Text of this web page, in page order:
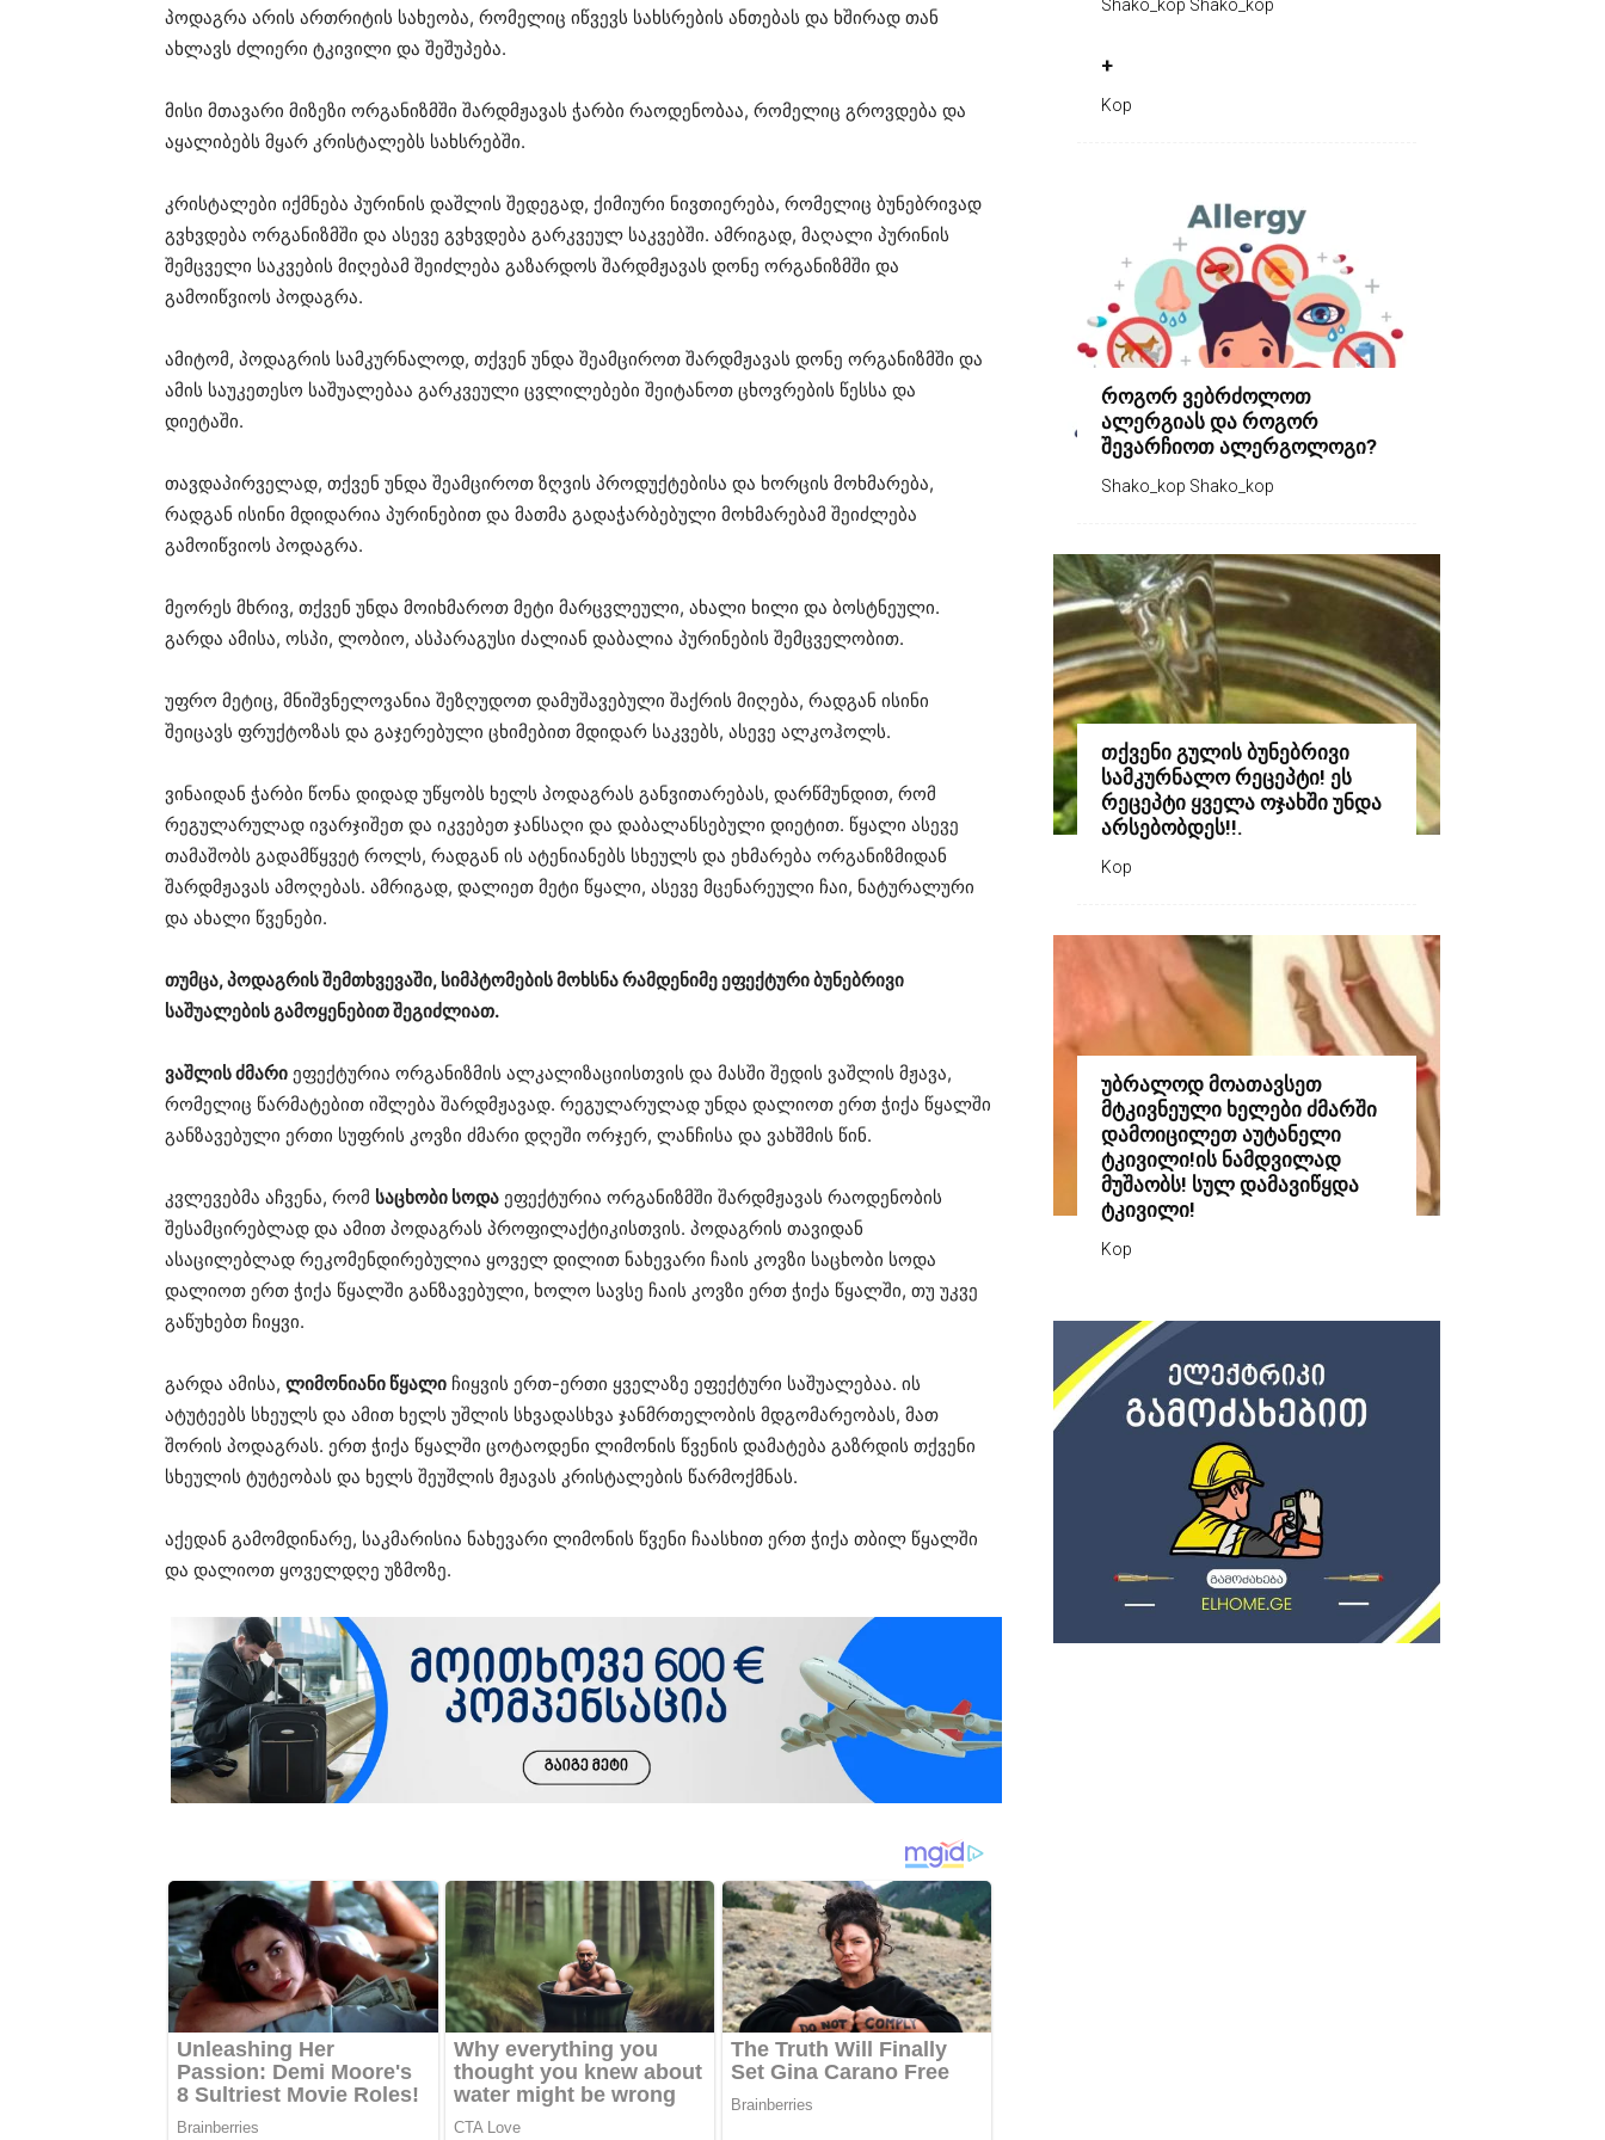
პოდაგრა არის ართრიტის სახეობა, რომელიც იწვევს სახსრების ანთებას და ხშირად თან
ახლავს ძლიერი ტკივილი და შეშუპება.
მისი მთავარი მიზეზი ორგანიზმში შარდმჟავას ჭარბი რაოდენობაა, რომელიც გროვდება და
აყალიბებს მყარ კრისტალებს სახსრებში.
კრისტალები იქმნება პურინის დაშლის შედეგად, ქიმიური ნივთიერება, რომელიც ბუნებრივად
გვხვდება ორგანიზმში და ასევე გვხვდება გარკვეულ საკვებში. ამრიგად, მაღალი პურინის
შემცველი საკვების მიღებამ შეიძლება გაზარდოს შარდმჟავას დონე ორგანიზმში და
გამოიწვიოს პოდაგრა.
ამიტომ, პოდაგრის სამკურნალოდ, თქვენ უნდა შეამციროთ შარდმჟავას დონე ორგანიზმში და
ამის საუკეთესო საშუალებაა გარკვეული ცვლილებები შეიტანოთ ცხოვრების წესსა და
დიეტაში.
თავდაპირველად, თქვენ უნდა შეამციროთ ზღვის პროდუქტებისა და ხორცის მოხმარება,
რადგან ისინი მდიდარია პურინებით და მათმა გადაჭარბებული მოხმარებამ შეიძლება
გამოიწვიოს პოდაგრა.
მეორეს მხრივ, თქვენ უნდა მოიხმაროთ მეტი მარცვლეული, ახალი ხილი და ბოსტნეული.
გარდა ამისა, ოსპი, ლობიო, ასპარაგუსი ძალიან დაბალია პურინების შემცველობით.
უფრო მეტიც, მნიშვნელოვანია შეზღუდოთ დამუშავებული შაქრის მიღება, რადგან ისინი
შეიცავს ფრუქტოზას და გაჯერებული ცხიმებით მდიდარ საკვებს, ასევე ალკოჰოლს.
ვინაიდან ჭარბი წონა დიდად უწყობს ხელს პოდაგრას განვითარებას, დარწმუნდით, რომ
რეგულარულად ივარჯიშეთ და იკვებეთ ჯანსაღი და დაბალანსებული დიეტით. წყალი ასევე
თამაშობს გადამწყვეტ როლს, რადგან ის ატენიანებს სხეულს და ეხმარება ორგანიზმიდან
შარდმჟავას ამოღებას. ამრიგად, დალიეთ მეტი წყალი, ასევე მცენარეული ჩაი, ნატურალური
და ახალი წვენები.
თუმცა, პოდაგრის შემთხვევაში, სიმპტომების მოხსნა რამდენიმე ეფექტური ბუნებრივი
საშუალების გამოყენებით შეგიძლიათ.
ვაშლის ძმარი ეფექტურია ორგანიზმის ალკალიზაციისთვის და მასში შედის ვაშლის მჟავა,
რომელიც წარმატებით იშლება შარდმჟავად. რეგულარულად უნდა დალიოთ ერთ ჭიქა წყალში
განზავებული ერთი სუფრის კოვზი ძმარი დღეში ორჯერ, ლანჩისა და ვახშმის წინ.
კვლევებმა აჩვენა, რომ საცხობი სოდა ეფექტურია ორგანიზმში შარდმჟავას რაოდენობის
შესამცირებლად და ამით პოდაგრას პროფილაქტიკისთვის. პოდაგრის თავიდან
ასაცილებლად რეკომენდირებულია ყოველ დილით ნახევარი ჩაის კოვზი საცხობი სოდა
დალიოთ ერთ ჭიქა წყალში განზავებული, ხოლო სავსე ჩაის კოვზი ერთ ჭიქა წყალში, თუ უკვე
გაწუხებთ ჩიყვი.
გარდა ამისა, ლიმონიანი წყალი ჩიყვის ერთ-ერთი ყველაზე ეფექტური საშუალებაა. ის
ატუტეებს სხეულს და ამით ხელს უშლის სხვადასხვა ჯანმრთელობის მდგომარეობას, მათ
შორის პოდაგრას. ერთ ჭიქა წყალში ცოტაოდენი ლიმონის წვენის დამატება გაზრდის თქვენი
სხეულის ტუტეობას და ხელს შეუშლის მჟავას კრისტალების წარმოქმნას.
აქედან გამომდინარე, საკმარისია ნახევარი ლიმონის წვენი ჩაასხით ერთ ჭიქა თბილ წყალში
და დალიოთ ყოველდღე უზმოზე.
Shako_kop Shako_kop
+
Kop
როგორ ვებრძოლოთ
ალერგიას და როგორ
შევარჩიოთ ალერგოლოგი?
Shako_kop Shako_kop
თქვენი გულის ბუნებრივი
სამკურნალო რეცეპტი! ეს
რეცეპტი ყველა ოჯახში უნდა
არსებობდეს!!.
Kop
უბრალოდ მოათავსეთ
მტკივნეული ხელები ძმარში
დამოიცილეთ აუტანელი
ტკივილი!ის ნამდვილად
მუშაობს! სულ დამავიწყდა
ტკივილი!
Kop